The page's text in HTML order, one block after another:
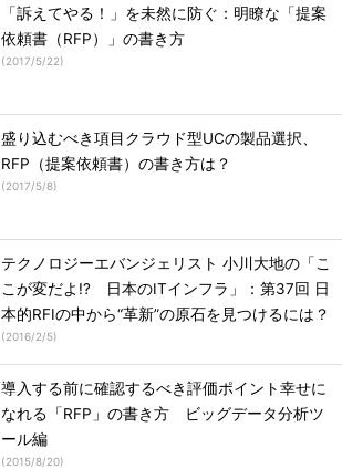
「訴えてやる！」を未然に防ぐ：明瞭な「提案
依頼書（RFP）」の書き方
(2017/5/22)
盛り込むべき項目クラウド型UCの製品選択、
RFP（提案依頼書）の書き方は？
(2017/5/8)
テクノロジーエバンジェリスト 小川大地の「こ
こが変だよ!? 日本のITインフラ」：第37回 日
本的RFIの中から“革新”の原石を見つけるには？
(2016/2/5)
導入する前に確認するべき評価ポイント幸せに
なれる「RFP」の書き方 ビッグデータ分析ツ
ール編
(2015/8/20)